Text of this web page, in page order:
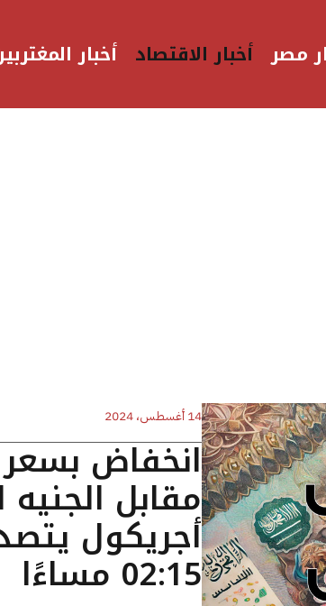
مصر أخبار الاقتصاد أخبار
14 أغسطس، 2024
انخفاض
مقابل
أجريكول
02:15 مساءًا